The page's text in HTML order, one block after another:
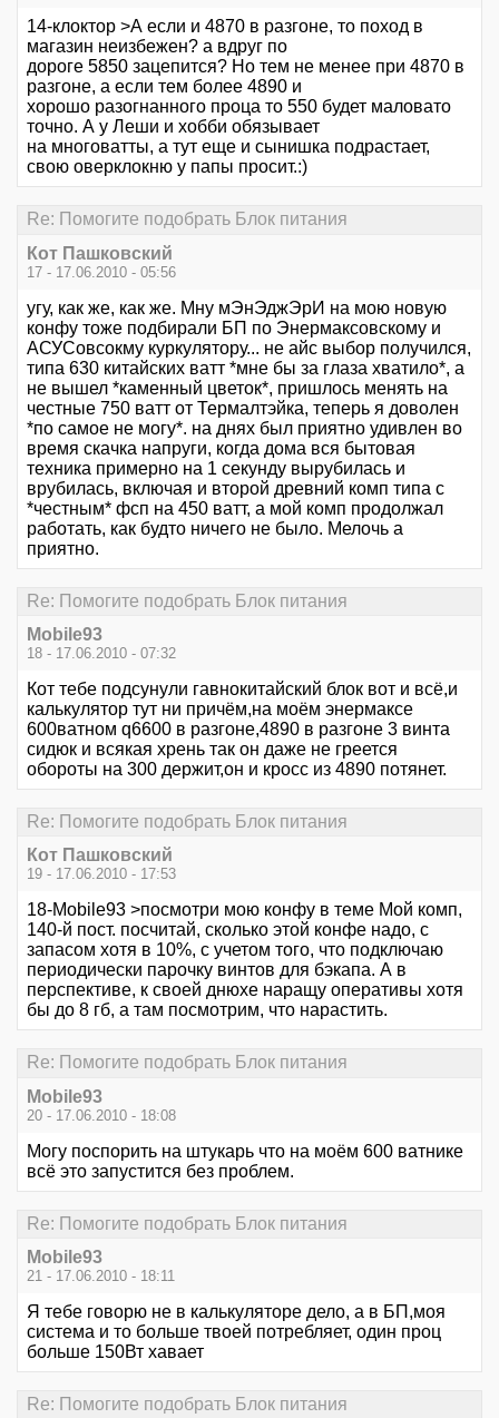
14-клоктор >А если и 4870 в разгоне, то поход в
магазин неизбежен? а вдруг по
дороге 5850 зацепится? Но тем не менее при 4870 в
разгоне, а если тем более 4890 и
хорошо разогнанного проца то 550 будет маловато
точно. А у Леши и хобби обязывает
на многоватты, а тут еще и сынишка подрастает,
свою оверклокню у папы просит.:)
Re: Помогите подобрать Блок питания
Кот Пашковский
17 - 17.06.2010 - 05:56
угу, как же, как же. Мну мЭнЭджЭрИ на мою новую
конфу тоже подбирали БП по Энермаксовскому и
АСУСовсокму куркулятору... не айс выбор получился,
типа 630 китайских ватт *мне бы за глаза хватило*, а
не вышел *каменный цветок*, пришлось менять на
честные 750 ватт от Термалтэйка, теперь я доволен
*по самое не могу*. на днях был приятно удивлен во
время скачка напруги, когда дома вся бытовая
техника примерно на 1 секунду вырубилась и
врубилась, включая и второй древний комп типа с
*честным* фсп на 450 ватт, а мой комп продолжал
работать, как будто ничего не было. Мелочь а
приятно.
Re: Помогите подобрать Блок питания
Mobile93
18 - 17.06.2010 - 07:32
Кот тебе подсунули гавнокитайский блок вот и всё,и
калькулятор тут ни причём,на моём энермаксе
600ватном q6600 в разгоне,4890 в разгоне 3 винта
сидюк и всякая хрень так он даже не греется
обороты на 300 держит,он и кросс из 4890 потянет.
Re: Помогите подобрать Блок питания
Кот Пашковский
19 - 17.06.2010 - 17:53
18-Mobile93 >посмотри мою конфу в теме Мой комп,
140-й пост. посчитай, сколько этой конфе надо, с
запасом хотя в 10%, с учетом того, что подключаю
периодически парочку винтов для бэкапа. А в
перспективе, к своей днюхе наращу оперативы хотя
бы до 8 гб, а там посмотрим, что нарастить.
Re: Помогите подобрать Блок питания
Mobile93
20 - 17.06.2010 - 18:08
Могу поспорить на штукарь что на моём 600 ватнике
всё это запустится без проблем.
Re: Помогите подобрать Блок питания
Mobile93
21 - 17.06.2010 - 18:11
Я тебе говорю не в калькуляторе дело, а в БП,моя
система и то больше твоей потребляет, один проц
больше 150Вт хавает
Re: Помогите подобрать Блок питания